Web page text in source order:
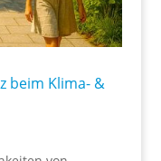
beim Klima- &